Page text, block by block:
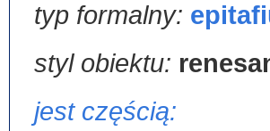
typ formalny:
styl obiektu:
jest częścią: